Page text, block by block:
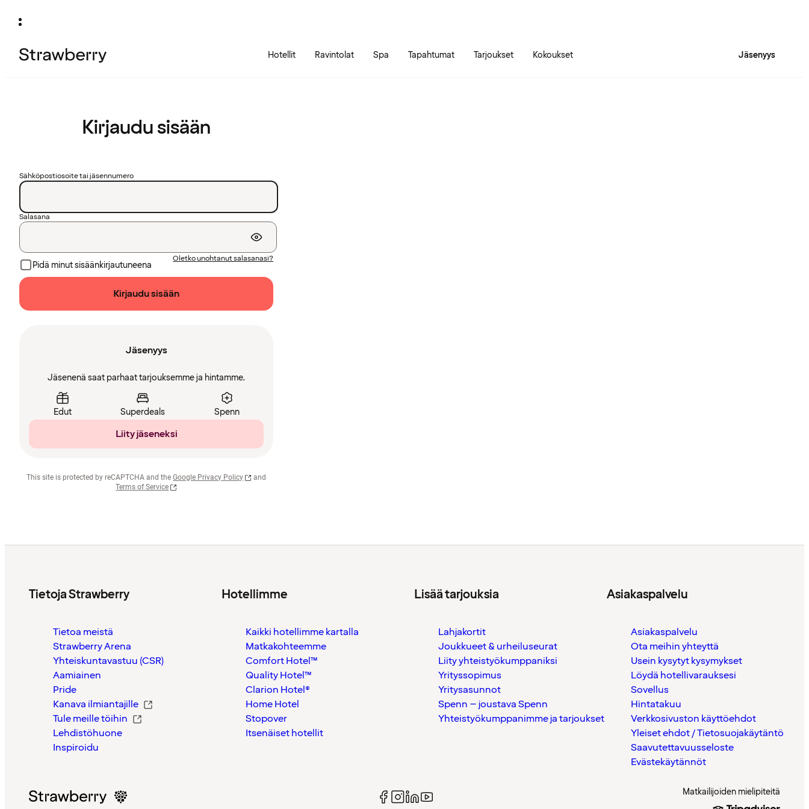
Hotellit Ravintolat Spa Tapahtumat Tarjoukset Kokoukset Jäsenyys
Kirjaudu sisään
Sähköpostiosoite tai jäsennumero
Salasana
Pidä minut sisäänkirjautuneena
Oletko unohtanut salasanasi?
Kirjaudu sisään
Jäsenyys
Jäsenenä saat parhaat tarjouksemme ja hintamme.
Edut Superdeals Spenn
Liity jäseneksi
This site is protected by reCAPTCHA and the Google Privacy Policy
and
Terms of Service
Tietoja Strawberry
Tietoa meistä
Strawberry Arena
Yhteiskuntavastuu (CSR)
Aamiainen
Pride
Kanava ilmiantajille
Tule meille töihin
Lehdistöhuone
Inspiroidu
Hotellimme
Kaikki hotellimme kartalla
Matkakohteemme
Comfort Hotel™
Quality Hotel™
Clarion Hotel®
Home Hotel
Stopover
Itsenäiset hotellit
Lisää tarjouksia
Lahjakortit
Joukkueet & urheiluseurat
Liity yhteistyökumppaniksi
Yrityssopimus
Yritysasunnot
Spenn – joustava Spenn
Yhteistyökumppanimme ja tarjoukset
Asiakaspalvelu
Asiakaspalvelu
Ota meihin yhteyttä
Usein kysytyt kysymykset
Löydä hotellivarauksesi
Sovellus
Hintatakuu
Verkkosivuston käyttöehdot
Yleiset ehdot / Tietosuojakäytäntö
Saavutettavuusseloste
Evästekäytännöt
Matkailijoiden mielipiteitä